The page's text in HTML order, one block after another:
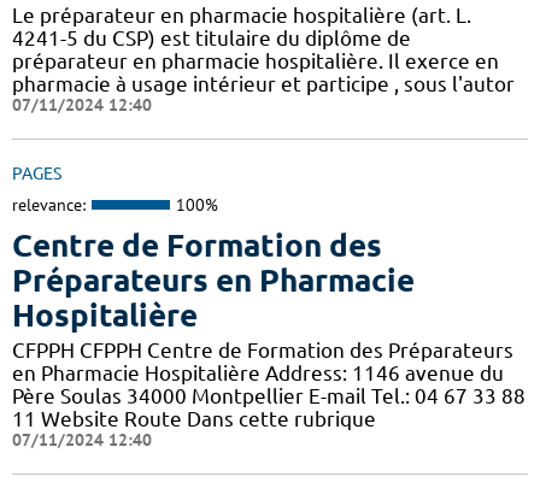
Le préparateur en pharmacie hospitalière (art. L.
4241-5 du CSP) est titulaire du diplôme de
préparateur en pharmacie hospitalière. Il exerce en
pharmacie à usage intérieur et participe , sous l'autor
07/11/2024 12:40
PAGES
relevance: 100%
Centre de Formation des
Préparateurs en Pharmacie
Hospitalière
CFPPH CFPPH Centre de Formation des Préparateurs
en Pharmacie Hospitalière Address: 1146 avenue du
Père Soulas 34000 Montpellier E-mail Tel.: 04 67 33 88
11 Website Route Dans cette rubrique
07/11/2024 12:40